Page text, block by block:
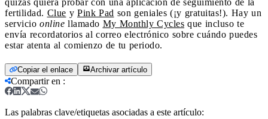
fertilidad. Clue y Pink Pad son geniales (¡y gratuitas!). Hay un
servicio online llamado My Monthly Cycles que incluso te
envía recordatorios al correo electrónico sobre cuándo puedes
estar atenta al comienzo de tu periodo.
Copiar el enlace Archivar artículo
Compartir en :
Las palabras clave/etiquetas asociadas a este artículo: